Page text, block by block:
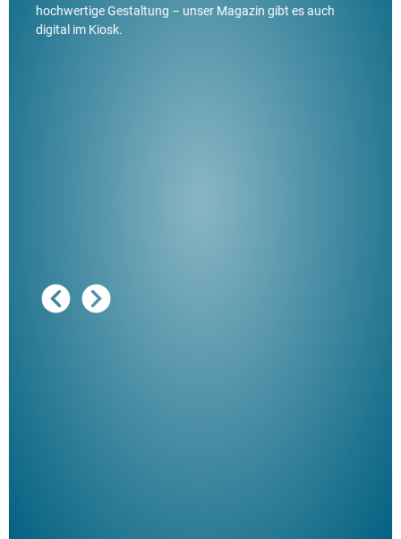
hochwertige Gestaltung – unser Magazin gibt es auch
digital im Kiosk.